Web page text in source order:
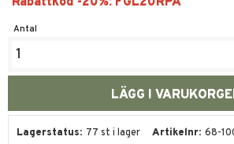
Antal
Lagerstatus 77 st i lager Artikelnr 68-